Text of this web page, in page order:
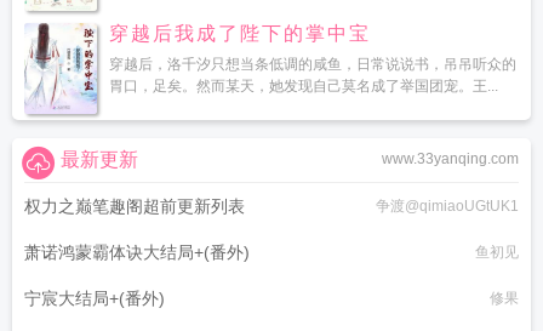
穿越后我成了陛下的掌中宝
穿越后，洛千汐只想当条低调的咸鱼，日常说说书，吊吊听众的
胃口，足矣。然而某天，她发现自己莫名成了举国团宠。王...
www.33yanqing.com
最新更新
权力之巅笔趣阁超前更新列表 争渡@qimiaoUGtUK1
萧诺鸿蒙霸体诀大结局+(番外) 鱼初见
宁宸大结局+(番外) 修果